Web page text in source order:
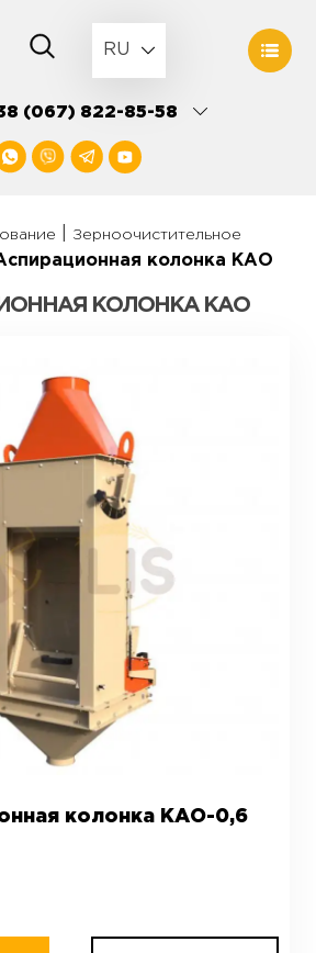
RU
(067) 822-85-58
Зерноочистительное
колонка КАО
КОЛОНКА КАО
колонка КАО-0,6